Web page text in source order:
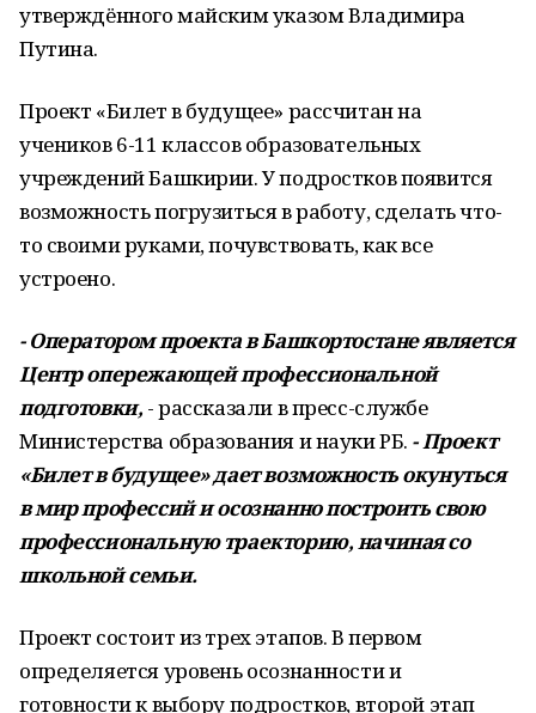
утверждённого майским указом Владимира
Путина.
Проект «Билет в будущее» рассчитан на
учеников 6-11 классов образовательных
учреждений Башкирии. У подростков появится
возможность погрузиться в работу, сделать что-
то своими руками, почувствовать, как все
устроено.
- Оператором проекта в Башкортостане является
Центр опережающей профессиональной
подготовки, - рассказали в пресс-службе
Министерства образования и науки РБ. - Проект
«Билет в будущее» дает возможность окунуться
в мир профессий и осознанно построить свою
профессиональную траекторию, начиная со
школьной семьи.
Проект состоит из трех этапов. В первом
определяется уровень осознанности и
готовности к выбору подростков, второй этап